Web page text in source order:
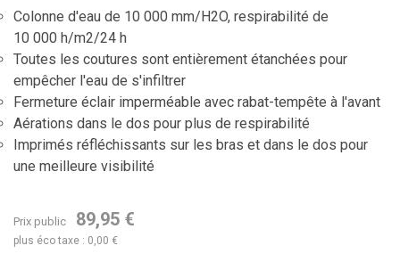
Colonne d'eau de 10 000 mm/H2O, respirabilité de
10 000 h/m2/24 h
Toutes les coutures sont entièrement étanchées pour
empêcher l'eau de s'infiltrer
Fermeture éclair imperméable avec rabat-tempête à l'avant
Aérations dans le dos pour plus de respirabilité
Imprimés réfléchissants sur les bras et dans le dos pour
une meilleure visibilité
Prix public 89,95 €
plus éco taxe : 0,00 €